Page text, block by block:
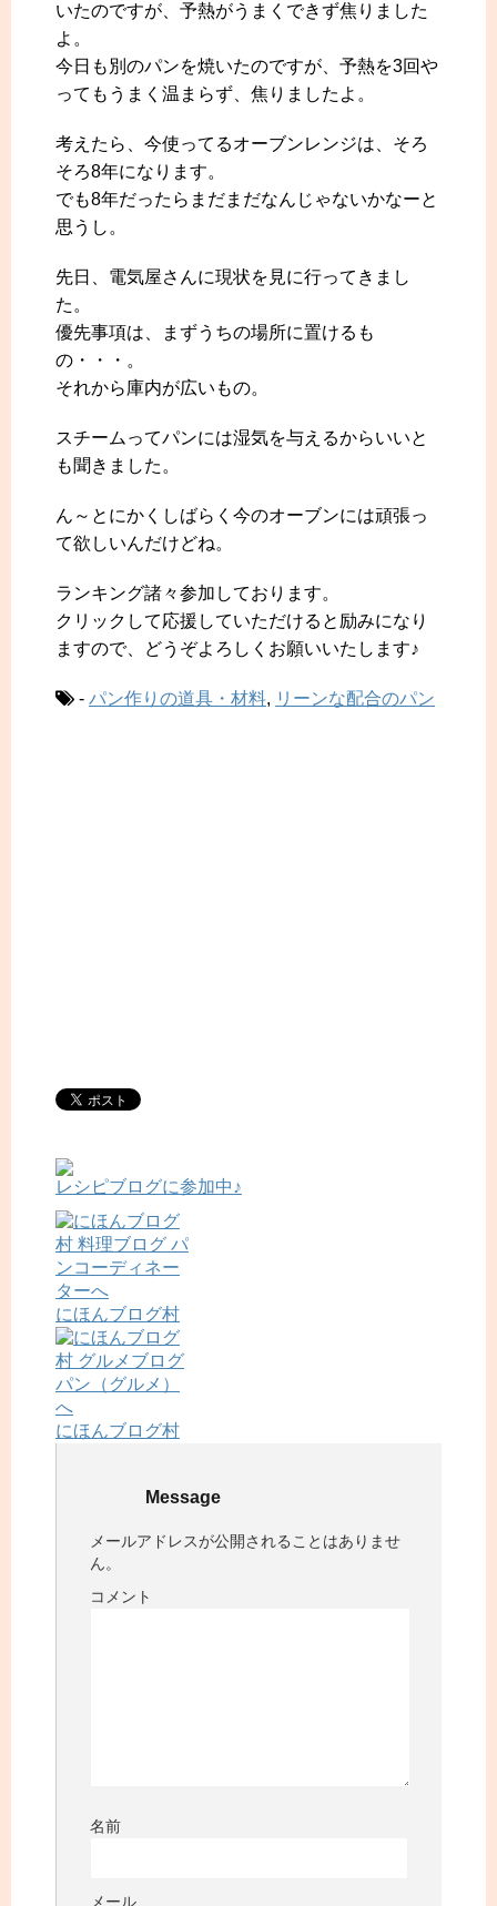
いたのですが、予熱がうまくできず焦りました
よ。
今日も別のパンを焼いたのですが、予熱を3回や
ってもうまく温まらず、焦りましたよ。
考えたら、今使ってるオーブンレンジは、そろ
そろ8年になります。
でも8年だったらまだまだなんじゃないかなーと
思うし。
先日、電気屋さんに現状を見に行ってきまし
た。
優先事項は、まずうちの場所に置けるも
の・・・。
それから庫内が広いもの。
スチームってパンには湿気を与えるからいいと
も聞きました。
ん～とにかくしばらく今のオーブンには頑張っ
て欲しいんだけどね。
ランキング諸々参加しております。
クリックして応援していただけると励みになり
ますので、どうぞよろしくお願いいたします♪
- パン作りの道具・材料, リーンな配合のパン
レシピブログに参加中♪
にほんブログ村
にほんブログ村
Message
メールアドレスが公開されることはありませ
ん。
コメント
名前
メール